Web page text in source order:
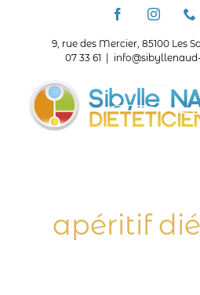
Facebook
9, rue des Mercier, 85100 Les
07 33 61
apéritif